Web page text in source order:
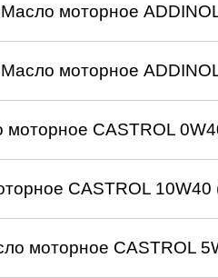
Масло моторное
Масло моторное
моторное CASTROL
CASTROL 10W40
моторное CASTROL